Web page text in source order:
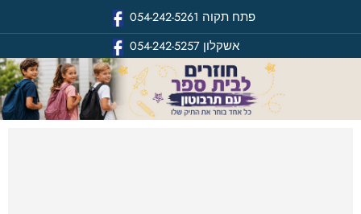
פתח תקוה 054-242-5261
אשקלון054-242-5257